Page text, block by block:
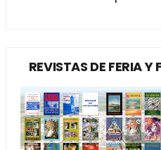
REVISTAS DE FERIA Y